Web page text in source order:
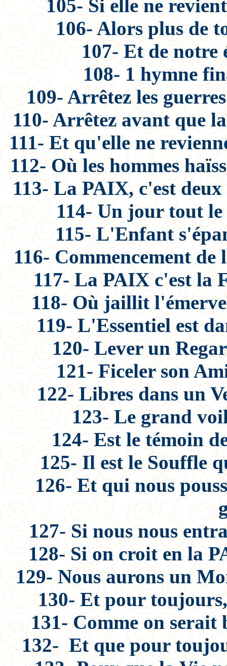
105- Si elle ne
106- Alors plus de
107- Et de notre
108- 1 hymne
109- Arrêtez les
110- Arrêtez avant que
111- Et qu'elle ne
112- Où les hommes
113- La PAIX, c'est
114- Un jour tout
115- L'Enfant
116- Commencement
117- La PAIX c'est la
118- Où jaillit
119- L'Essentiel est
120- Lever un
121- Ficeler son
122- Libres dans un
123- Le grand
124- Est le témoin
125- Il est le Souffle
126- Et qui nous
127- Si nous nous
128- Si on croit en la
129- Nous aurons un
130- Et pour
131- Comme on
132- Et que pour